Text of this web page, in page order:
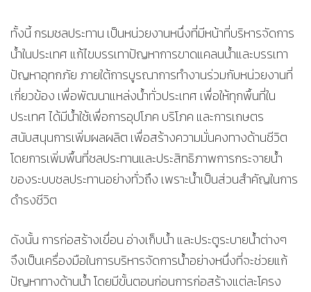
ทั้งนี้ กรมชลประทาน เป็นหน่วยงานหนึ่งที่มีหน้าที่บริหารจัดการ
น้ำในประเทศ แก้ไขบรรเทาปัญหาการขาดแคลนน้ำและบรรเทา
ปัญหาอุทกภัย ภายใต้การบูรณาการทำงานร่วมกับหน่วยงานที่
เกี่ยวข้อง เพื่อพัฒนาแหล่งน้ำทั่วประเทศ เพื่อให้ทุกพื้นที่ใน
ประเทศ ได้มีน้ำใช้เพื่อการอุปโภค บริโภค และการเกษตร
สนับสนุนการเพิ่มผลผลิต เพื่อสร้างความมั่นคงทางด้านชีวิต
โดยการเพิ่มพื้นที่ชลประทานและประสิทธิภาพการกระจายน้ำ
ของระบบชลประทานอย่างทั่วถึง เพราะน้ำเป็นส่วนสำคัญในการ
ดำรงชีวิต
ดังนั้น การก่อสร้างเขื่อน อ่างเก็บน้ำ และประตูระบายน้ำต่างๆ
จึงเป็นเครื่องมือในการบริหารจัดการน้ำอย่างหนึ่งที่จะช่วยแก้
ปัญหาทางด้านน้ำ โดยมีขั้นตอนก่อนการก่อสร้างแต่ละโครง